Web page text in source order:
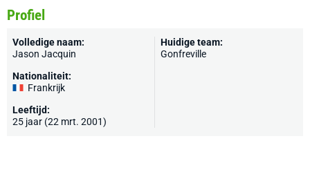
Profiel
Volledige naam:
Jason Jacquin
Nationaliteit:
Frankrijk
Leeftijd:
25 jaar (22 mrt. 2001)
Huidige team:
Gonfreville